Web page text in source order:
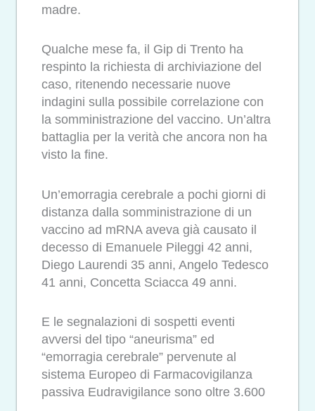
madre.
Qualche mese fa, il Gip di Trento ha
respinto la richiesta di archiviazione del
caso, ritenendo necessarie nuove
indagini sulla possibile correlazione con
la somministrazione del vaccino. Un’altra
battaglia per la verità che ancora non ha
visto la fine.
Un’emorragia cerebrale a pochi giorni di
distanza dalla somministrazione di un
vaccino ad mRNA aveva già causato il
decesso di Emanuele Pileggi 42 anni,
Diego Laurendi 35 anni, Angelo Tedesco
41 anni, Concetta Sciacca 49 anni.
E le segnalazioni di sospetti eventi
avversi del tipo “aneurisma” ed
“emorragia cerebrale” pervenute al
sistema Europeo di Farmacovigilanza
passiva Eudravigilance sono oltre 3.600